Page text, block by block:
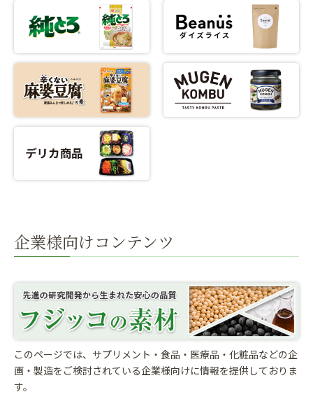
企業様向けコンテンツ
このページでは、サプリメント・食品・医療品・化粧品などの企
画・製造をご検討されている企業様向けに情報を提供しておりま
す。